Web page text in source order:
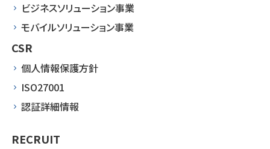
ビジネスソリューション事業
モバイルソリューション事業
CSR
個人情報保護方針
ISO27001
認証詳細情報
RECRUIT